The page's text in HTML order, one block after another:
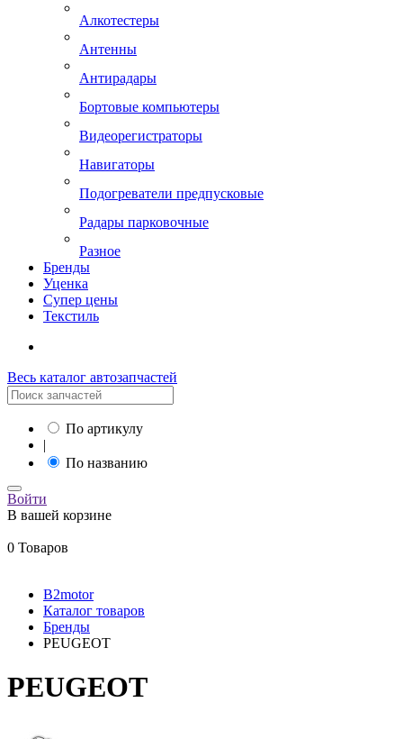
Алкотестеры
Антенны
Антирадары
Бортовые компьютеры
Видеорегистраторы
Навигаторы
Подогреватели предпусковые
Радары парковочные
Разное
Бренды
Уценка
Супер цены
Текстиль
Весь каталог автозапчастей
По артикулу
|
По названию
Войти
В вашей корзине
0 Товаров
B2motor
Каталог товаров
Бренды
PEUGEOT
PEUGEOT